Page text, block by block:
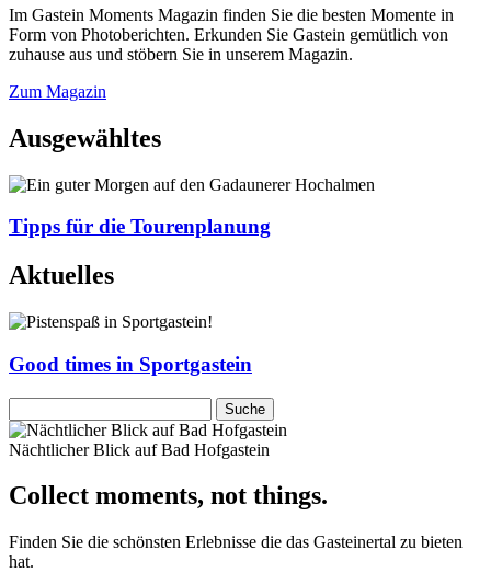
Im Gastein Moments Magazin finden Sie die besten Momente in
Form von Photoberichten. Erkunden Sie Gastein gemütlich von
zuhause aus und stöbern Sie in unserem Magazin.
Zum Magazin
Ausgewähltes
Tipps für die Tourenplanung
Aktuelles
Good times in Sportgastein
Nächtlicher Blick auf Bad Hofgastein
Collect moments, not things.
Finden Sie die schönsten Erlebnisse die das Gasteinertal zu bieten
hat.